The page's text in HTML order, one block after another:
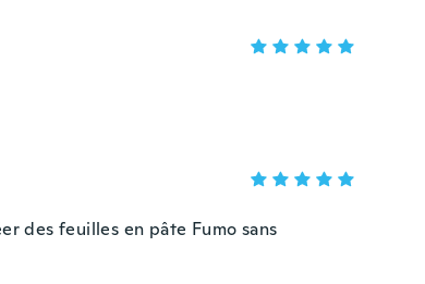
des feuilles en pâte Fumo sans